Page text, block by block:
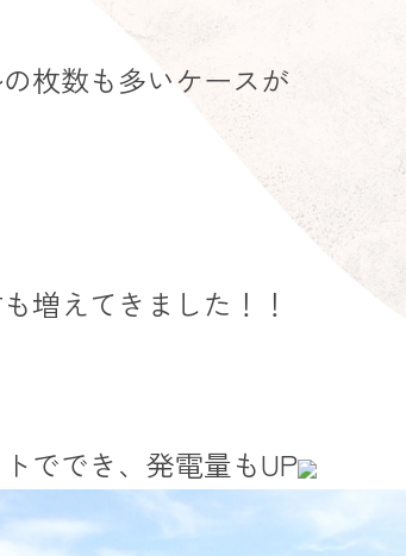
枚数も多いケースが
増えてきました！！
ででき、発電量もUP